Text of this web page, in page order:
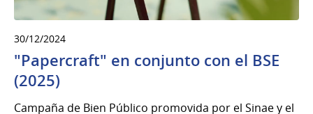
30/12/2024
"Papercraft" en conjunto con el BSE
(2025)
Campaña de Bien Público promovida por el Sinae y el